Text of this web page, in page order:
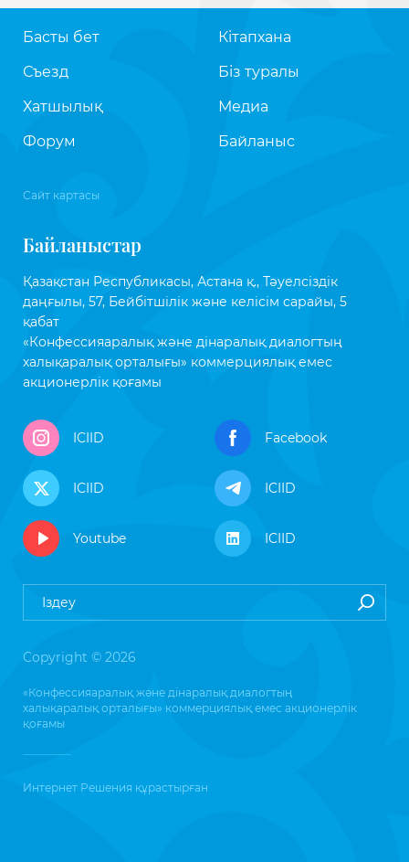
Басты бет
Съезд
Хатшылық
Форум
Кітапхана
Біз туралы
Медиа
Байланыс
Сайт картасы
Байланыстар
Қазақстан Республикасы, Астана қ., Тәуелсіздік
даңғылы, 57, Бейбітшілік және келісім сарайы, 5
қабат
«Конфессияаралық және дінаралық диалогтың
халықаралық орталығы» коммерциялық емес
акционерлік қоғамы
ICIID Facebook
ICIID ICIID
Youtube ICIID
Copyright © 2026
«Конфессияаралық және дінаралық диалогтың
халықаралық орталығы» коммерциялық емес акционерлік
қоғамы
Интернет Решения құрастырған